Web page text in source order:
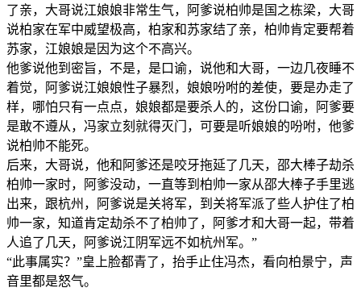
了亲，大哥说江娘娘非常生气，阿爹说柏帅是国之栋梁，大哥
说柏家在军中威望极高，柏家和苏家结了亲，柏帅肯定要帮着
苏家，江娘娘是因为这个不高兴。
他爹说他到密旨，不是，是口谕，说他和大哥，一边几夜睡不
着觉，阿爹说江娘娘性子暴烈，娘娘吩咐的差使，要是办走了
样，哪怕只有一点点，娘娘都是要杀人的，这份口谕，阿爹要
是敢不遵从，冯家立刻就得灭门，可要是听娘娘的吩咐，他爹
说柏帅不能死。
后来，大哥说，他和阿爹还是咬牙拖延了几天，邵大棒子劫杀
柏帅一家时，阿爹没动，一直等到柏帅一家从邵大棒子手里逃
出来，跟杭州，阿爹说是关将军，到关将军派了些人护住了柏
帅一家，知道肯定劫杀不了柏帅了，阿爹才和大哥一起，带着
人追了几天，阿爹说江阴军远不如杭州军。”
“此事属实？”皇上脸都青了，抬手止住冯杰，看向柏景宁，声
音里都是怒气。